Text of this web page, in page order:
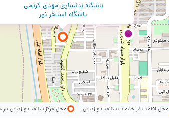
باشگاه بدنسازی مهدی کریمی
باشگاه استخر نور
محل اقامت در خدمات سلامت و زیبایی محل مرکز سلامت و زیبایی